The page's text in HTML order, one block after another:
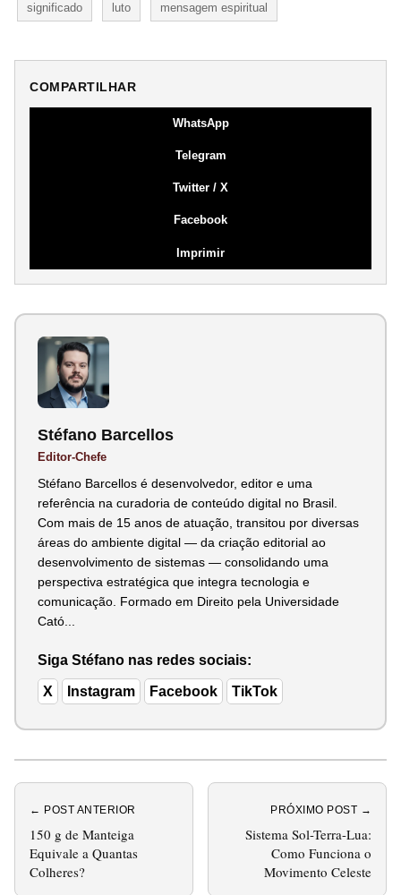
significado luto mensagem espiritual
COMPARTILHAR
WhatsApp
Telegram
Twitter / X
Facebook
Imprimir
Stéfano Barcellos
Editor-Chefe
Stéfano Barcellos é desenvolvedor, editor e uma
referência na curadoria de conteúdo digital no Brasil.
Com mais de 15 anos de atuação, transitou por diversas
áreas do ambiente digital — da criação editorial ao
desenvolvimento de sistemas — consolidando uma
perspectiva estratégica que integra tecnologia e
comunicação. Formado em Direito pela Universidade
Cató...
Siga Stéfano nas redes sociais:
X Instagram Facebook TikTok
← POST ANTERIOR
150 g de Manteiga
Equivale a Quantas
Colheres?
PRÓXIMO POST →
Sistema Sol-Terra-Lua:
Como Funciona o
Movimento Celeste